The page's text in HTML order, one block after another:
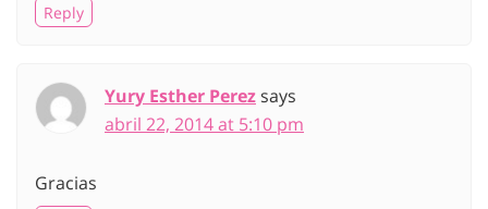
Reply
Yury Esther Perezsays
abril 22, 2014 at 5:10 pm
Gracias